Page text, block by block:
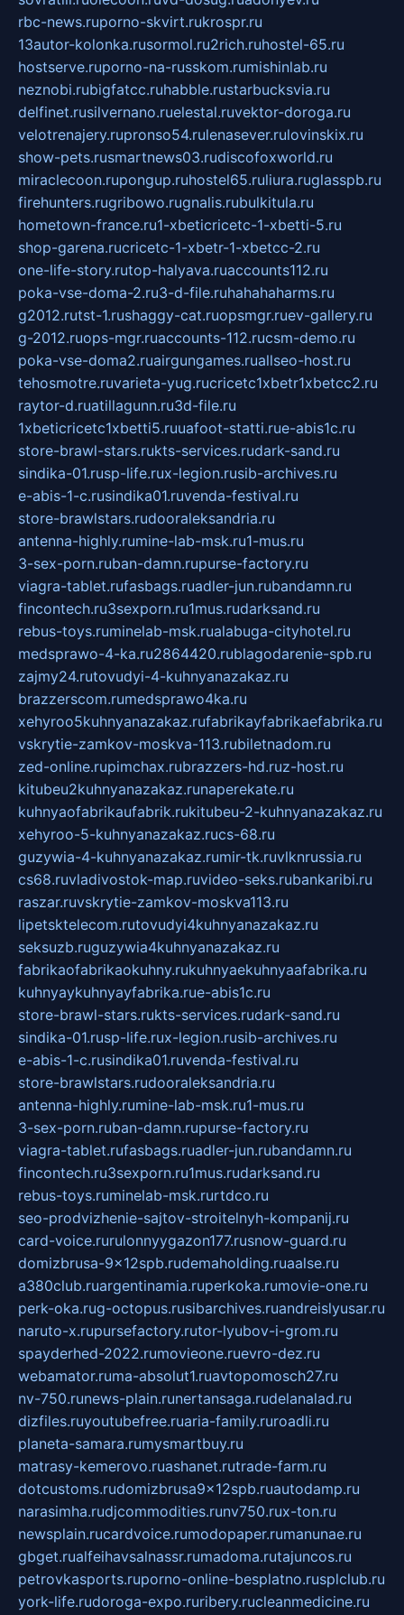
rbc-news.ruporno-skvirt.rukrospr.ru
13autor-kolonka.rusormol.ru2rich.ruhostel-65.ru
hostserve.ruporno-na-russkom.rumishinlab.ru
neznobi.rubigfatcc.ruhabble.rustarbucksvia.ru
delfinet.rusilvernano.ruelestal.ruvektor-doroga.ru
velotrenajery.rupronso54.rulenasever.rulovinskix.ru
show-pets.rusmartnews03.rudiscofoxworld.ru
miraclecoon.rupongup.ruhostel65.ruliura.ruglasspb.ru
firehunters.rugribowo.rugnalis.rubulkitula.ru
hometown-france.ru1-xbeticricetc-1-xbetti-5.ru
shop-garena.rucricetc-1-xbetr-1-xbetcc-2.ru
one-life-story.rutop-halyava.ruaccounts112.ru
poka-vse-doma-2.ru3-d-file.ruhahahaharms.ru
g2012.rutst-1.rushaggy-cat.ruopsmgr.ruev-gallery.ru
g-2012.ruops-mgr.ruaccounts-112.rucsm-demo.ru
poka-vse-doma2.ruairgungames.ruallseo-host.ru
tehosmotre.ruvarieta-yug.rucricetc1xbetr1xbetcc2.ru
raytor-d.ruatillagunn.ru3d-file.ru
1xbeticricetc1xbetti5.ruuafoot-statti.rue-abis1c.ru
store-brawl-stars.rukts-services.rudark-sand.ru
sindika-01.rusp-life.rux-legion.rusib-archives.ru
e-abis-1-c.rusindika01.ruvenda-festival.ru
store-brawlstars.rudooraleksandria.ru
antenna-highly.rumine-lab-msk.ru1-mus.ru
3-sex-porn.ruban-damn.rupurse-factory.ru
viagra-tablet.rufasbags.ruadler-jun.rubandamn.ru
fincontech.ru3sexporn.ru1mus.rudarksand.ru
rebus-toys.ruminelab-msk.rualabuga-cityhotel.ru
medsprawo-4-ka.ru2864420.rublagodarenie-spb.ru
zajmy24.rutovudyi-4-kuhnyanazakaz.ru
brazzerscom.rumedsprawo4ka.ru
xehyroo5kuhnyanazakaz.rufabrikayfabrikaefabrika.ru
vskrytie-zamkov-moskva-113.rubiletnadom.ru
zed-online.rupimchax.rubrazzers-hd.ruz-host.ru
kitubeu2kuhnyanazakaz.runaperekate.ru
kuhnyaofabrikaufabrik.rukitubeu-2-kuhnyanazakaz.ru
xehyroo-5-kuhnyanazakaz.rucs-68.ru
guzywia-4-kuhnyanazakaz.rumir-tk.ruvlknrussia.ru
cs68.ruvladivostok-map.ruvideo-seks.rubankaribi.ru
raszar.ruvskrytie-zamkov-moskva113.ru
lipetsktelecom.rutovudyi4kuhnyanazakaz.ru
seksuzb.ruguzywia4kuhnyanazakaz.ru
fabrikaofabrikaokuhny.rukuhnyaekuhnyaafabrika.ru
kuhnyaykuhnyayfabrika.rue-abis1c.ru
store-brawl-stars.rukts-services.rudark-sand.ru
sindika-01.rusp-life.rux-legion.rusib-archives.ru
e-abis-1-c.rusindika01.ruvenda-festival.ru
store-brawlstars.rudooraleksandria.ru
antenna-highly.rumine-lab-msk.ru1-mus.ru
3-sex-porn.ruban-damn.rupurse-factory.ru
viagra-tablet.rufasbags.ruadler-jun.rubandamn.ru
fincontech.ru3sexporn.ru1mus.rudarksand.ru
rebus-toys.ruminelab-msk.rurtdco.ru
seo-prodvizhenie-sajtov-stroitelnyh-kompanij.ru
card-voice.rurulonnyygazon177.rusnow-guard.ru
domizbrusa-9x12spb.rudemaholding.ruaalse.ru
a380club.ruargentinamia.ruperkoka.rumovie-one.ru
perk-oka.rug-octopus.rusibarchives.ruandreislyusar.ru
naruto-x.rupursefactory.rutor-lyubov-i-grom.ru
spayderhed-2022.rumovieone.ruevro-dez.ru
webamator.ruma-absolut1.ruavtopomosch27.ru
nv-750.runews-plain.runertansaga.rudelanalad.ru
dizfiles.ruyoutubefree.ruaria-family.ruroadli.ru
planeta-samara.rumysmartbuy.ru
matrasy-kemerovo.ruashanet.rutrade-farm.ru
dotcustoms.rudomizbrusa9x12spb.ruautodamp.ru
narasimha.rudjcommodities.runv750.rux-ton.ru
newsplain.rucardvoice.rumodopaper.rumanunae.ru
gbget.rualfeihavsalnassr.rumadoma.rutajuncos.ru
petrovkasports.ruporno-online-besplatno.rusplclub.ru
york-life.rudoroga-expo.ruribery.rucleanmedicine.ru